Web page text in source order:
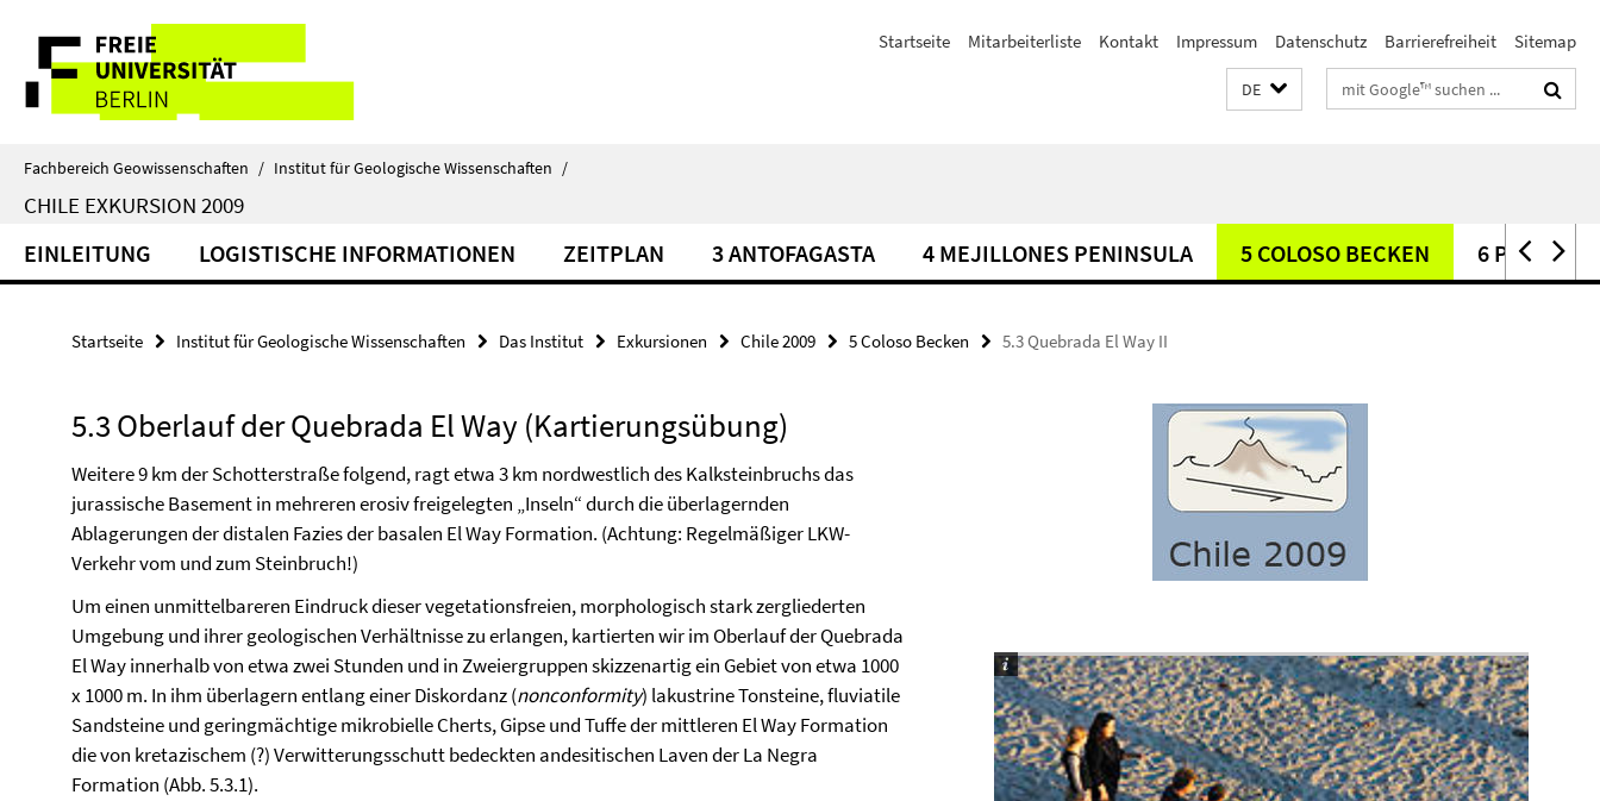
direkt
Inhalt
Service-
Navigation
Startseite Mitarbeiterliste Kontakt Impressum Datenschutz Barrierefreiheit Sitemap
DE Suchbegriffe
Fachbereich Geowissenschaften / Institut für Geologische Wissenschaften /
CHILE EXKURSION 2009
EINLEITUNG LOGISTISCHE INFORMATIONEN ZEITPLAN 3 ANTOFAGASTA 4 MEJILLONES PENINSULA 5 COLOSO BECKEN 6 PARANAL
Startseite Institut für Geologische Wissenschaften Das Institut Exkursionen Chile 2009 5 Coloso Becken 5.3 Quebrada El Way II
5.3 Oberlauf der Quebrada El Way (Kartierungsübung)
Weitere 9 km der Schotterstraße folgend, ragt etwa 3 km nordwestlich des Kalksteinbruchs das
jurassische Basement in mehreren erosiv freigelegten „Inseln“ durch die überlagernden
Ablagerungen der distalen Fazies der basalen El Way Formation. (Achtung: Regelmäßiger LKW-
Verkehr vom und zum Steinbruch!)
Um einen unmittelbareren Eindruck dieser vegetationsfreien, morphologisch stark zergliederten
Umgebung und ihrer geologischen Verhältnisse zu erlangen, kartierten wir im Oberlauf der Quebrada
El Way innerhalb von etwa zwei Stunden und in Zweiergruppen skizzenartig ein Gebiet von etwa 1000
x 1000 m. In ihm überlagern entlang einer Diskordanz (nonconformity) lakustrine Tonsteine, fluviatile
Sandsteine und geringmächtige mikrobielle Cherts, Gipse und Tuffe der mittleren El Way Formation
die von kretazischem (?) Verwitterungsschutt bedeckten andesitischen Laven der La Negra
Formation (Abb. 5.3.1).